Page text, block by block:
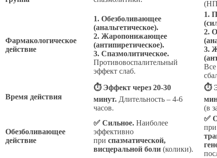
Фармакологическое
действие
1. Обезболивающее
(анальгетическое).
2. Жаропонижающее
(антипиретическое).
3. Спазмолитическое.
Противовоспалительный
эффект слаб.
1.
2.
3.
Время действия
⏱ Эффект через 20-30
минут. Длительность – 4-6
часов.
⏱
(в
Обезболивающее
действие
✅ Сильное. Наиболее
эффективно
при спазматической,
висцеральной боли (колики).
✅